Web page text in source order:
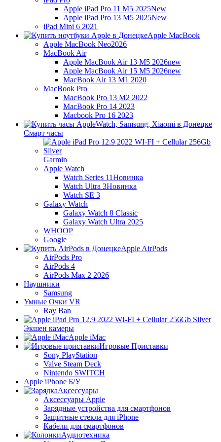
Apple iPad Pro 11 M5 2025New
Apple iPad Pro 13 M5 2025New
iPad Mini 6 2021
Apple MacBook
Apple MacBook Neo2026
MacBook Air
Apple MacBook Air 13 M5 2026new
Apple MacBook Air 15 M5 2026new
MacBook Air 13 M1 2020
MacBook Pro
MacBook Pro 13 M2 2022
MacBook Pro 14 2023
Macbook Pro 16 2023
Смарт часы
Garmin
Apple Watch
Watch Series 11Новинка
Watch Ultra 3Новинка
Watch SE 3
Galaxy Watch
Galaxy Watch 8 Classic
Galaxy Watch Ultra 2025
WHOOP
Google
Apple AirPods
AirPods Pro
AirPods 4
AirPods Max 2 2026
Наушники
Samsung
Умные Очки VR
Ray Ban
Экшен камеры
Apple iMac
Игровые Приставки
Sony PlayStation
Valve Steam Deck
Nintendo SWITCH
Apple iPhone Б/У
Аксессуары
Аксессуары Apple
Зарядные устройства для смартфонов
Защитные стекла для iPhone
Кабели для смартфонов
Аудиотехника